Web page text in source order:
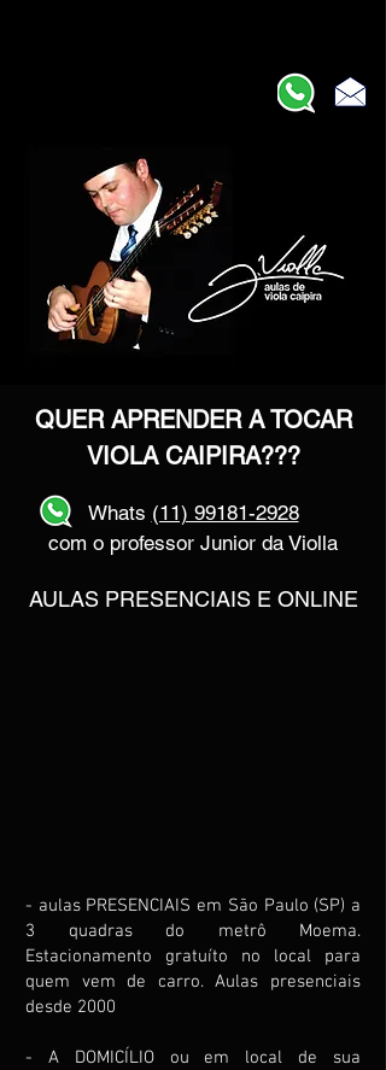
QUER APRENDER A TOCAR
VIOLA CAIPIRA???
Whats (11) 99181-2928
com o professor Junior da Violla
AULAS PRESENCIAIS E ONLINE
- aulas PRESENCIAIS em São Paulo (SP) a
3 quadras do metrô Moema.
Estacionamento gratuíto no local para
quem vem de carro. Aulas presenciais
desde 2000
- A DOMICÍLIO ou em local de sua